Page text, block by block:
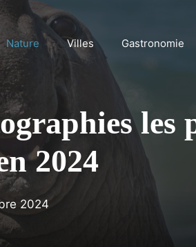
Nature Villes Gastronomie
les
2024
2024